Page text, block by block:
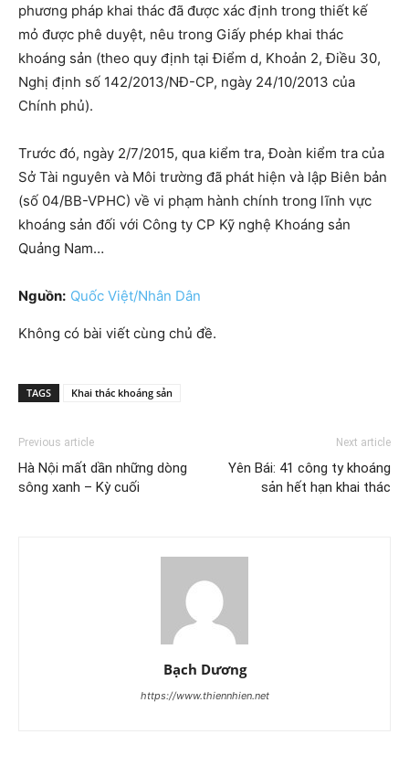
phương pháp khai thác đã được xác định trong thiết kế
mỏ được phê duyệt, nêu trong Giấy phép khai thác
khoáng sản (theo quy định tại Điểm d, Khoản 2, Điều 30,
Nghị định số 142/2013/NĐ-CP, ngày 24/10/2013 của
Chính phủ).
Trước đó, ngày 2/7/2015, qua kiểm tra, Đoàn kiểm tra của
Sở Tài nguyên và Môi trường đã phát hiện và lập Biên bản
(số 04/BB-VPHC) về vi phạm hành chính trong lĩnh vực
khoáng sản đối với Công ty CP Kỹ nghệ Khoáng sản
Quảng Nam…
Nguồn: Quốc Việt/Nhân Dân
Không có bài viết cùng chủ đề.
TAGS Khai thác khoáng sản
Previous article
Hà Nội mất dần những dòng
sông xanh – Kỳ cuối
Next article
Yên Bái: 41 công ty khoáng
sản hết hạn khai thác
Bạch Dương
https://www.thiennhien.net